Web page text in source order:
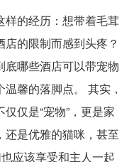
样的经历：想带着毛茸
的限制而感到头疼？
底哪些酒店可以带宠物
馨的落脚点。 其实，
仅是“宠物”，更是家
还是优雅的猫咪，甚至
应该享受和主人一起